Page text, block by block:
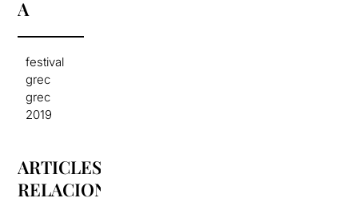
A
festival
grec
grec
2019
ARTICLES
RELACIONATS